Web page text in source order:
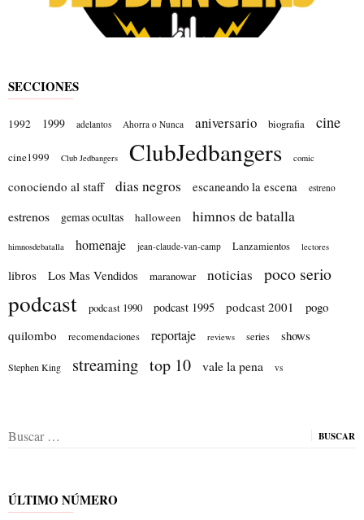
SECCIONES
1992 1999 adelantos Ahorra o Nunca aniversario biografia cine
cine1999 Club Jedbangers ClubJedbangers comic
conociendo al staff dias negros escaneando la escena estreno
estrenos gemas ocultas halloween himnos de batalla
himnosdebatalla homenaje jean-claude-van-camp Lanzamientos lectores
libros Los Mas Vendidos maranowar noticias poco serio
podcast podcast 1990 podcast 1995 podcast 2001
pogo
quilombo
recomendaciones reportaje reviews series shows
Stephen King streaming top 10 vale la pena vs
Buscar:
ÚLTIMO NÚMERO